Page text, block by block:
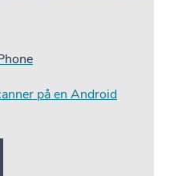
på en Android